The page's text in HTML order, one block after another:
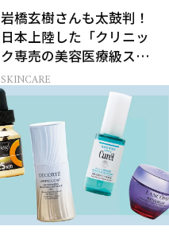
岩橋玄樹さんも太鼓判！
日本上陸した「クリニッ
ク専売の美容医療級スキ
ンケア」
SKINCARE